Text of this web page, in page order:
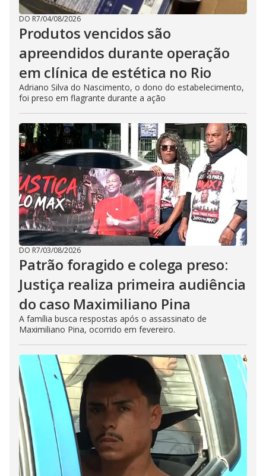
DO R7/04/08/2026
Produtos vencidos são
apreendidos durante operação
em clínica de estética no Rio
Adriano Silva do Nascimento, o dono do estabelecimento,
foi preso em flagrante durante a ação
DO R7/03/08/2026
Patrão foragido e colega preso:
Justiça realiza primeira audiência
do caso Maximiliano Pina
A família busca respostas após o assassinato de
Maximiliano Pina, ocorrido em fevereiro.